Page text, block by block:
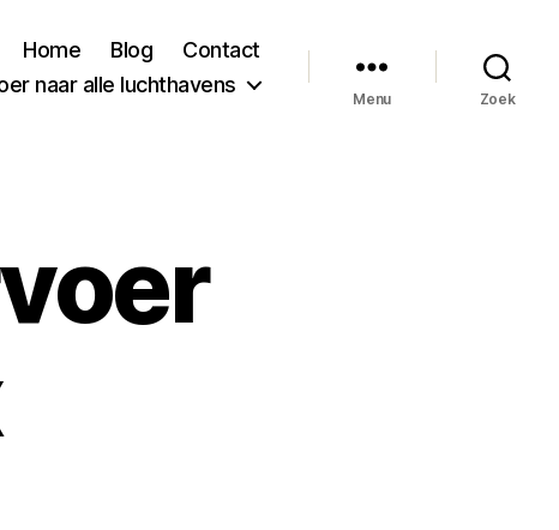
Home Blog
Contact
naar alle luchthavens
Menu Zoek